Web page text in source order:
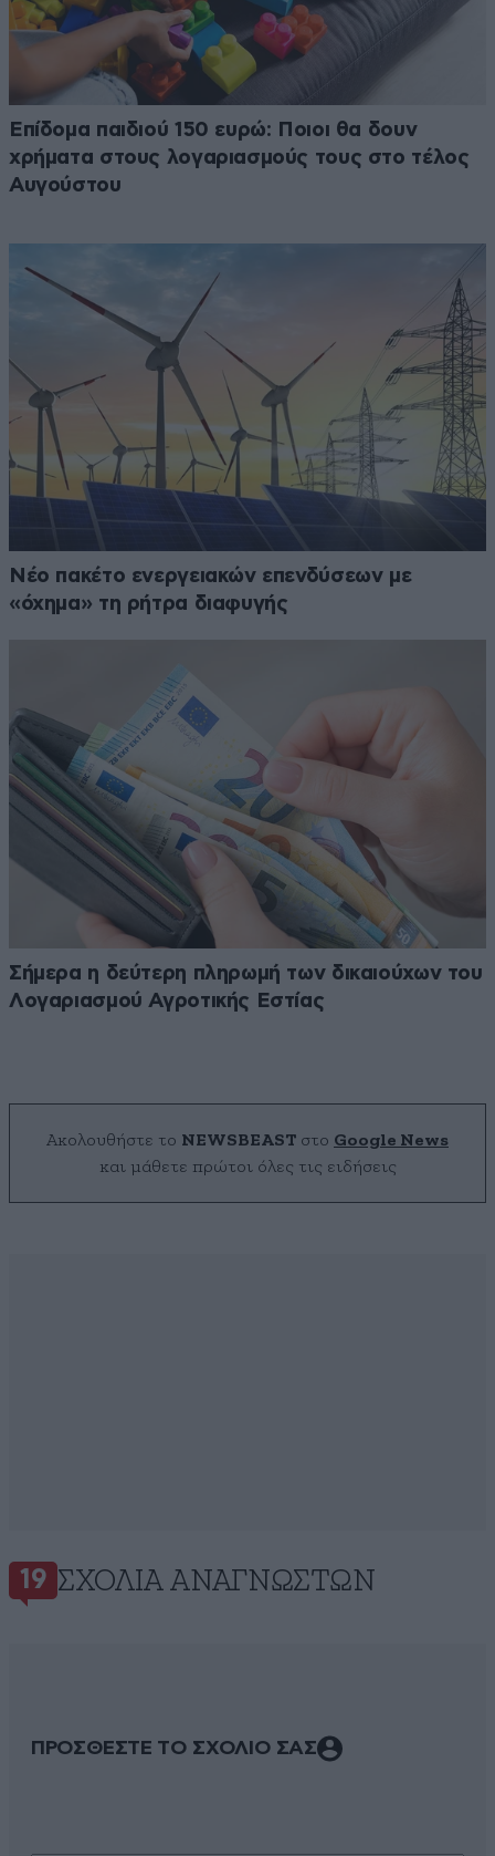
Επίδομα παιδιού 150 ευρώ: Ποιοι θα δουν
χρήματα στους λογαριασμούς τους στο τέλος
Αυγούστου
Νέο πακέτο ενεργειακών επενδύσεων με
«όχημα» τη ρήτρα διαφυγής
Σήμερα η δεύτερη πληρωμή των δικαιούχων του
Λογαριασμού Αγροτικής Εστίας
Ακολουθήστε το NEWSBEAST στο Google News
και μάθετε πρώτοι όλες τις ειδήσεις
19 ΣΧΌΛΙΑ ΑΝΑΓΝΩΣΤΏΝ
ΠΡΟΣΘΕΣΤΕ ΤΟ ΣΧΟΛΙΟ ΣΑΣ